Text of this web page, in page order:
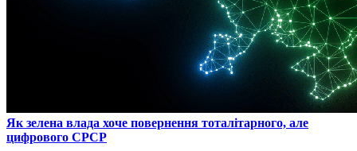
​Як зелена влада хоче повернення тоталітарного, але
цифрового СРСР